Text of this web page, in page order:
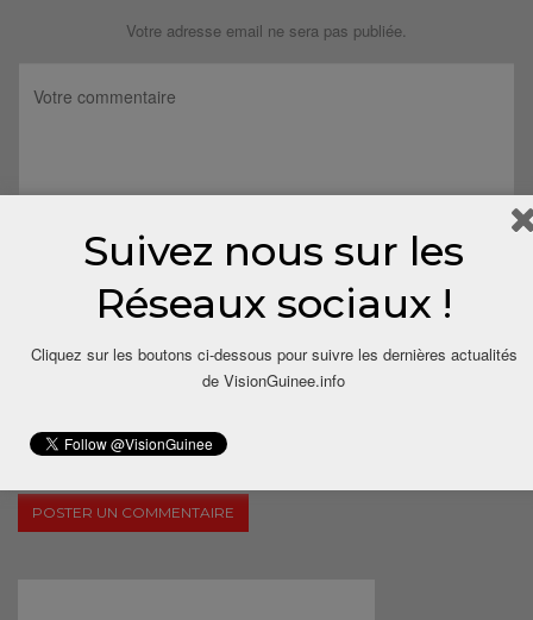
Votre adresse email ne sera pas publiée.
Save my name, email, and website in this browser for the next
time I comment.
Suivez nous sur les
Réseaux sociaux !
Cliquez sur les boutons ci-dessous pour suivre les dernières actualités
de VisionGuinee.info